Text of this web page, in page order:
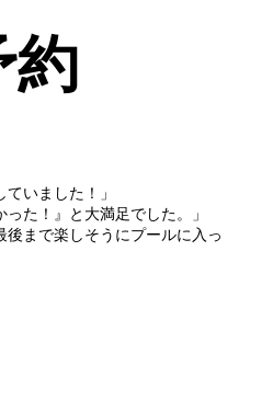
約
いました！」
た！』と大満足でした。」
まで楽しそうにプールに入っ